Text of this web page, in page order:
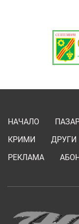
НАЧАЛО
КРИМИ
ДРУГИ
РЕКЛАМА